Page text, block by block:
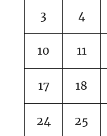
3 4
10 11
17 18
24 25